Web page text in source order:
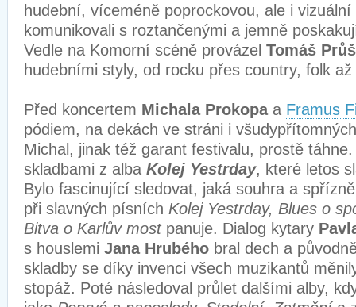
hudební, víceméně poprockovou, ale i vizuální
komunikovali s roztančenými a jemně
Vedle na Komorní scéně provázel Tomáš
hudebními styly, od rocku přes country, folk
Před koncertem Michala Prokopaa Framus
pódiem, na dekách ve stráni i
Michal, jinak též garant festivalu, prostě
skladbami z alba Kolej Yestrday, které letos
Bylo fascinující sledovat, jaká souhra a
při slavných písních Kolej Yestrday, Blues o
Bitva o Karlův most panuje. Dialog kytary
s houslemi Jana Hrubého bral dech a
skladby se díky invenci všech muzikantů
stopáž. Poté následoval průlet dalšími alby,